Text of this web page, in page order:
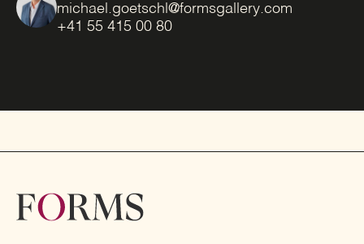
michael.goetschl@formsgallery.com
+41 55 415 00 80